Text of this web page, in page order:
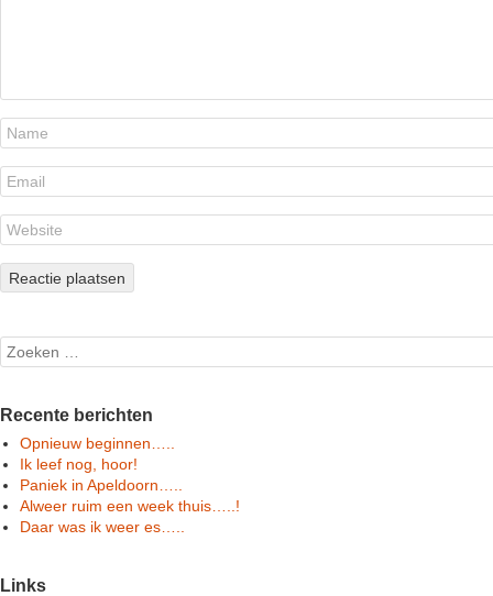
Search
Recente berichten
Opnieuw beginnen…..
Ik leef nog, hoor!
Paniek in Apeldoorn…..
Alweer ruim een week thuis…..!
Daar was ik weer es…..
Links